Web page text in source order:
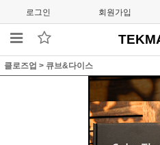
로그인 회원가입
클로즈업 > 큐브&다이스